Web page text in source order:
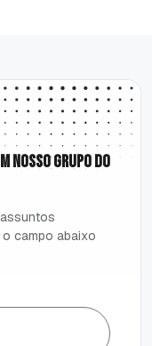
mnossogrupodo
assuntos
o campo abaixo